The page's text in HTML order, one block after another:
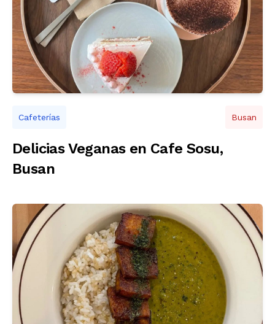
Cafeterías Busan
Delicias Veganas en Cafe Sosu,
Busan